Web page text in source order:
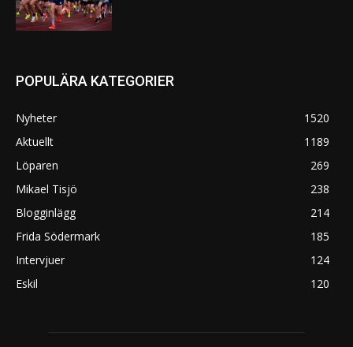
POPULÄRA KATEGORIER
Nyheter
1520
Aktuellt
1189
Löparen
269
Mikael Tisjö
238
Blogginlägg
214
Frida Södermark
185
Intervjuer
124
Eskil
120